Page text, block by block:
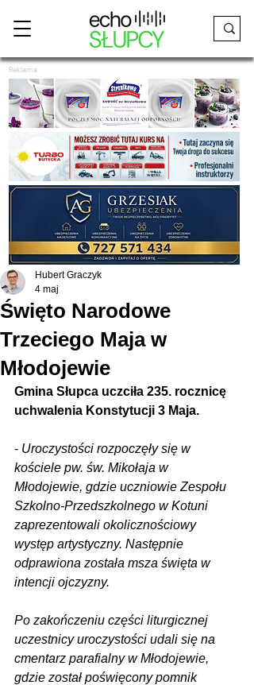
Reklama
Święto Narodowe
Trzeciego Maja w
Młodojewie
Hubert Graczyk
4 maj
Gmina Słupca uczciła 235. rocznicę
uchwalenia Konstytucji 3 Maja.
- Uroczystości rozpoczęły się w
kościele pw. św. Mikołaja w
Młodojewie, gdzie uczniowie Zespołu
Szkolno-Przedszkolnego w Kotuni
zaprezentowali okolicznościowy
występ artystyczny. Następnie
odprawiona została msza święta w
intencji ojczyzny.
Po zakończeniu części liturgicznej
uczestnicy uroczystości udali się na
cmentarz parafialny w Młodojewie,
gdzie został poświęcony pomnik